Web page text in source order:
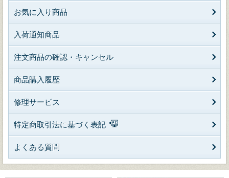
お気に入り商品
入荷通知商品
注文商品の確認・キャンセル
商品購入履歴
修理サービス
特定商取引法に基づく表記
よくある質問